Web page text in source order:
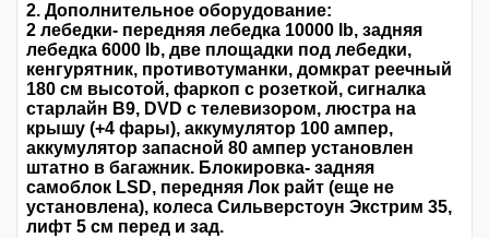
2. Дополнительное оборудование:
2 лебедки- передняя лебедка 10000 lb, задняя
лебедка 6000 lb, две площадки под лебедки,
кенгурятник, противотуманки, домкрат реечный
180 см высотой, фаркоп с розеткой, сигналка
старлайн B9, DVD с телевизором, люстра на
крышу (+4 фары), аккумулятор 100 ампер,
аккумулятор запасной 80 ампер установлен
штатно в багажник. Блокировка- задняя
самоблок LSD, передняя Лок райт (еще не
установлена), колеса Сильверстоун Экстрим 35,
лифт 5 см перед и зад.